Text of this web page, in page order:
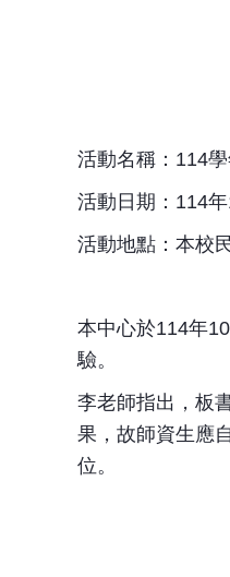
活動名稱：114
活動日期：114
活動地點：本校
本中心於114年
驗。
李老師指出，板
果，故師資生應
位。